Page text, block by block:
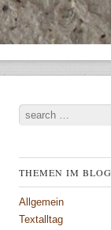
Search
THEMEN IM BLOG
Allgemein
Textalltag